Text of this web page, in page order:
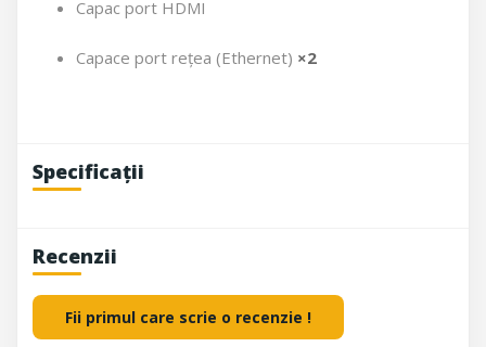
Capac port HDMI
Capace port rețea (Ethernet) ×2
Specificații
Recenzii
Fii primul care scrie o recenzie !